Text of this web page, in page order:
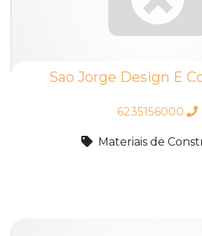
Sao Jorge Design E
6235156000
Materiais de